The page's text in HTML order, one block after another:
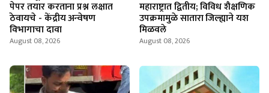
पेपर तयार करताना प्रश्न लक्षात
ठेवायचे - केंद्रीय अन्वेषण
विभागाचा दावा
August 08, 2026
महाराष्ट्रात द्वितीय; विविध शैक्षणिक
उपक्रमामुळे सातारा जिल्ह्याने यश
मिळवले
August 08, 2026